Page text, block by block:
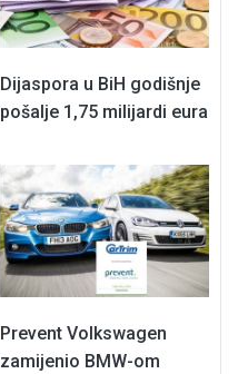
Dijaspora u BiH godišnje
pošalje 1,75 milijardi eura
Prevent Volkswagen
zamijenio BMW-om